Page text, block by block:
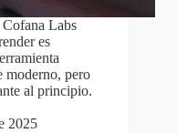
Labs
es
moderno, pero
al principio.
2025